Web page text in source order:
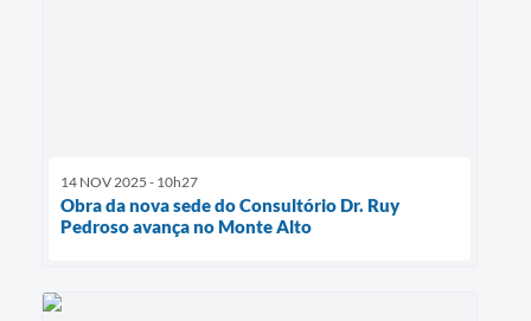
14 NOV 2025 - 10h27
Obra da nova sede do Consultório Dr. Ruy
Pedroso avança no Monte Alto